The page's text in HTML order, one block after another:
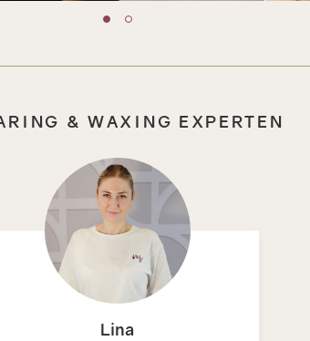
& WAXING EXPERTEN
Lina